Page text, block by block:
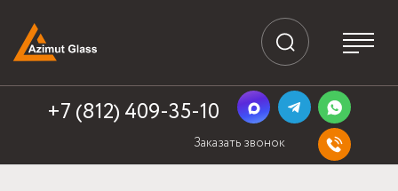
+7 (812) 409-35-10
Заказать звонок